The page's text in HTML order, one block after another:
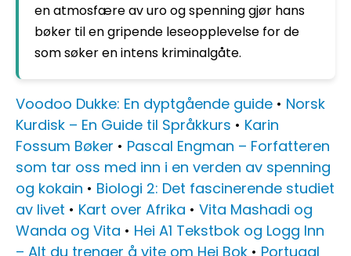
en atmosfære av uro og spenning gjør hans
bøker til en gripende leseopplevelse for de
som søker en intens kriminalgåte.
Voodoo Dukke: En dyptgående guide • Norsk
Kurdisk – En Guide til Språkkurs • Karin
Fossum Bøker • Pascal Engman – Forfatteren
som tar oss med inn i en verden av spenning
og kokain • Biologi 2: Det fascinerende studiet
av livet • Kart over Afrika • Vita Mashadi og
Wanda og Vita • Hei A1 Tekstbok og Logg Inn
– Alt du trenger å vite om Hei Bok • Portugal